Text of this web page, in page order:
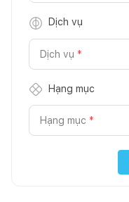
Dịch vụ
Dịch vụ *
Hạng mục
Hạng mục *